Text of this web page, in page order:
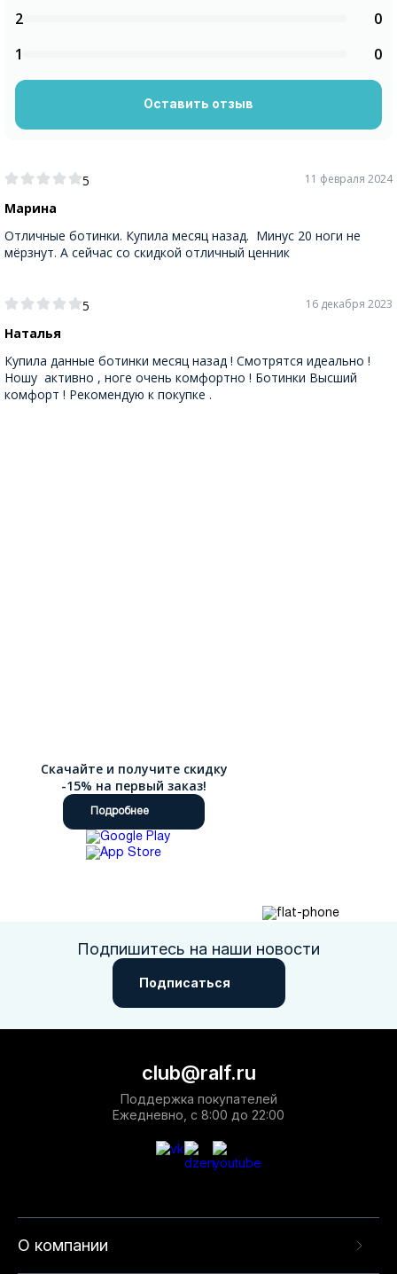
5
Марина
11 февраля 2024
Отличные ботинки. Купила месяц назад. Минус 20 ноги не
мёрзнут. А сейчас со скидкой отличный ценник
5
Наталья
16 декабря 2023
Купила данные ботинки месяц назад ! Смотрятся идеально !
Ношу активно , ноге очень комфортно ! Ботинки Высший
комфорт ! Рекомендую к покупке .
2
0
1
0
Оставить отзыв
Скачайте и получите скидку
-15% на первый заказ!
Подробнее
Подпишитесь на наши новости
Подписаться
О компании
club@ralf.ru
Поддержка покупателей
Ежедневно, с 8:00 до 22:00